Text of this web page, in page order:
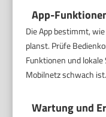
App-
Die App bestimmt,
planst. Prüfe
Funktionen und
Mobilnetz schwach ist.
Wartung und